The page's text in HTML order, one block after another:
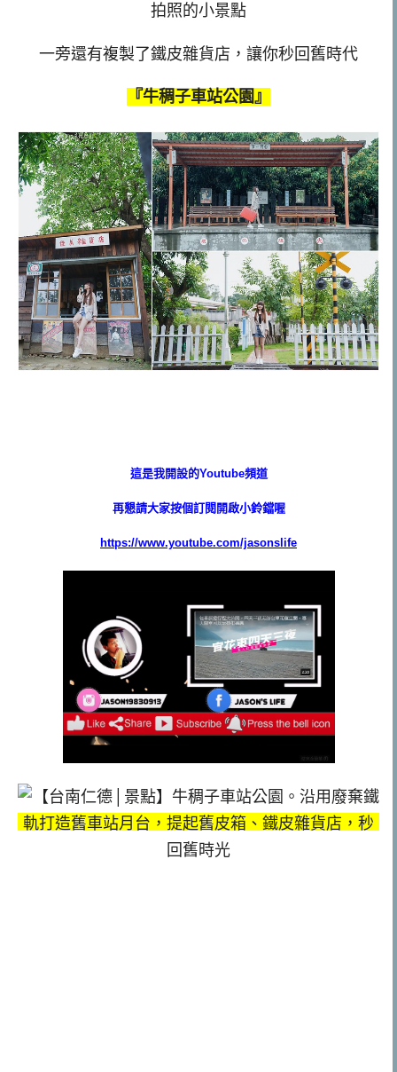
拍照的小景點
一旁還有複製了鐵皮雜貨店，讓你秒回舊時代
『牛稠子車站公園』
這是我開設的Youtube頻道
再懇請大家按個訂閱開啟小鈴鐺喔
https://www.youtube.com/jasonslife